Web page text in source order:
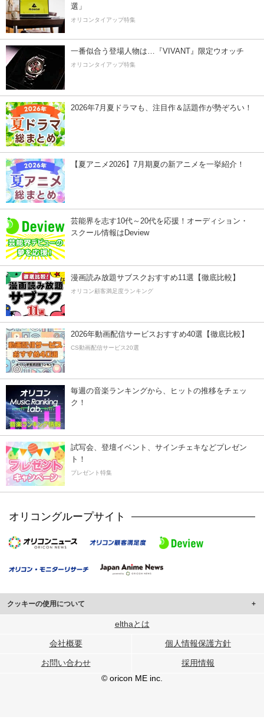
選」
オリコンタイアップ特集
一番似合う登場人物は…『VIVANT』限定ウオッチ
オリコンタイアップ特集
2026年7月夏ドラマも、注目作＆話題作が勢ぞろい！
【夏アニメ2026】7月期夏の新アニメを一挙紹介！
芸能界を志す10代～20代を応援！オーディション・
スクール情報はDeview
漫画読み放題サブスクおすすめ11選【徹底比較】
オリコン顧客満足度ランキング
2026年動画配信サービスおすすめ40選【徹底比較】
CS動画配信サービス20選
毎週の音楽ランキングから、ヒットの推移をチェッ
ク！
試写会、登壇イベント、サインチェキなどプレゼン
ト！
プレゼント特集
オリコングループサイト
クッキーの使用について
このサイトでは Cookie を使用して、ユーザーに合わせたコンテンツや広告の
行っています。
メディアや広告配信、データ解析の各パートナーに提供しています。
各パートナーは、この情報とユーザーが各パートナーに提供した他の情報や、
ユーザーが各パートナーのサービスを使用したときに収集した他の情報を組み
elthaとは
会社概要 個人情報保護方針
お問い合わせ
採用情報
© oricon ME inc.